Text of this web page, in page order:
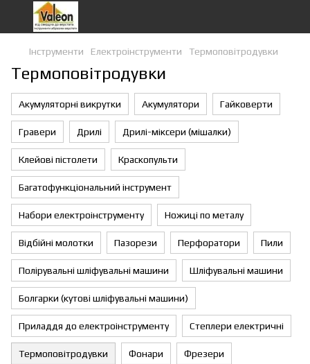
Інструменти Eлектроiнструменти Термоповітродувки
Термоповітродувки
Акумуляторні викрутки Акумулятори Гайковерти
Гравери Дрилі Дрилі-міксери (мішалки)
Клейові пістолети Краскопульти
Багатофункціональний інструмент
Набори електроінструменту Ножиці по металу
Відбійні молотки Пазорези Перфоратори Пили
Полірувальні шліфувальні машини Шліфувальні машини
Болгарки (кутові шліфувальні машини)
Приладдя до електроінструменту Степлери електричні
Термоповітродувки Фонари Фрезери